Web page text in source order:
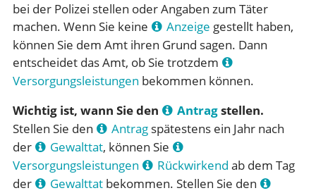
bei der Polizei stellen oder Angaben zum Täter
machen. Wenn Sie keine
Anzeige gestellt haben,
können Sie dem Amt ihren Grund sagen. Dann
entscheidet das Amt, ob Sie trotzdem
Versorgungsleistungen bekommen können.
Wichtig ist, wann Sie den
Antragstellen.
Stellen Sie den
Antragspätestens ein Jahr nach
der
Gewalttat, können Sie
Versorgungsleistungen
Rückwirkend ab dem Tag
der
Gewalttatbekommen. Stellen Sie den